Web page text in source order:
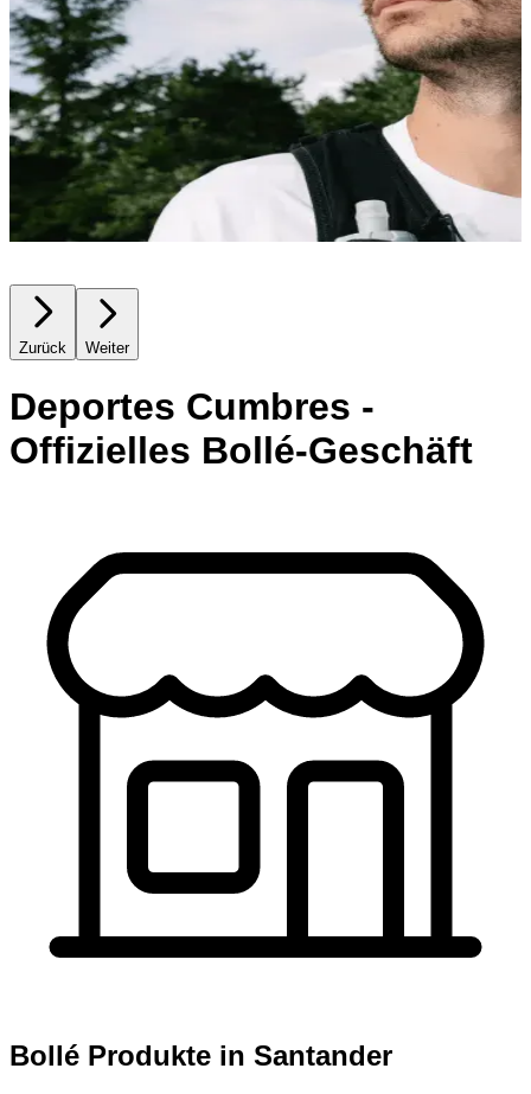
Zurück Weiter
Deportes Cumbres -
Offizielles Bollé-Geschäft
Bollé Produkte in Santander